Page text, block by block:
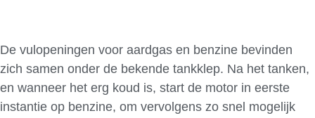
De vulopeningen voor aardgas en benzine bevinden
zich samen onder de bekende tankklep. Na het tanken,
en wanneer het erg koud is, start de motor in eerste
instantie op benzine, om vervolgens zo snel mogelijk